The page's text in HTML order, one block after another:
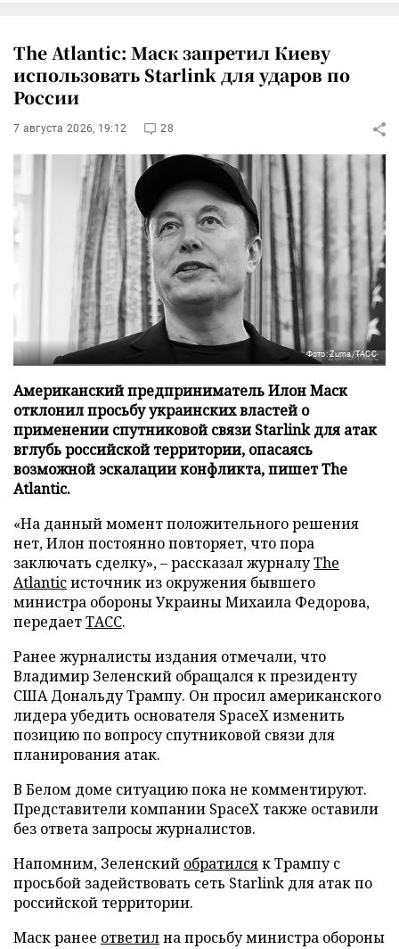
The Atlantic: Маск запретил Киеву
использовать Starlink для ударов по
России
7 августа 2026, 19:12 28
Фото: Zuma/ТАСС
Американский предприниматель Илон Маск
отклонил просьбу украинских властей о
применении спутниковой связи Starlink для атак
вглубь российской территории, опасаясь
возможной эскалации конфликта, пишет The
Atlantic.
«На данный момент положительного решения
нет, Илон постоянно повторяет, что пора
заключать сделку», – рассказал журналуThe
Atlanticисточник из окружения бывшего
министра обороны Украины Михаила Федорова,
передаетТАСС.
Ранее журналисты издания отмечали, что
Владимир Зеленский обращался к президенту
США Дональду Трампу. Он просил американского
лидера убедить основателя SpaceX изменить
позицию по вопросу спутниковой связи для
планирования атак.
В Белом доме ситуацию пока не комментируют.
Представители компании SpaceX также оставили
без ответа запросы журналистов.
Напомним, Зеленский обратилсяк Трампу с
просьбой задействовать сеть Starlink для атак по
российской территории.
Маск ранее ответилна просьбу министра обороны